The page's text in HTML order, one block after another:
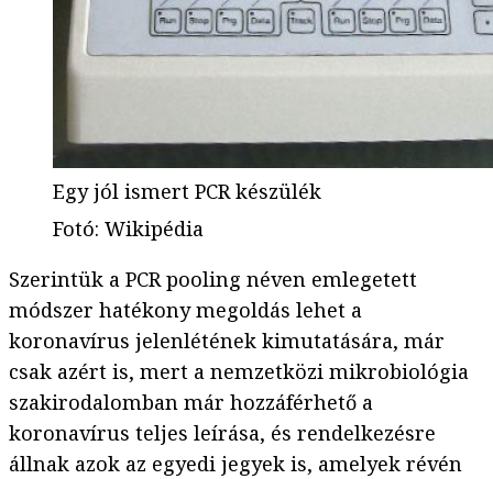
Egy jól ismert PCR készülék
Fotó: Wikipédia
Szerintük a PCR pooling néven emlegetett
módszer hatékony megoldás lehet a
koronavírus jelenlétének kimutatására, már
csak azért is, mert a nemzetközi mikrobiológia
szakirodalomban már hozzáférhető a
koronavírus teljes leírása, és rendelkezésre
állnak azok az egyedi jegyek is, amelyek révén